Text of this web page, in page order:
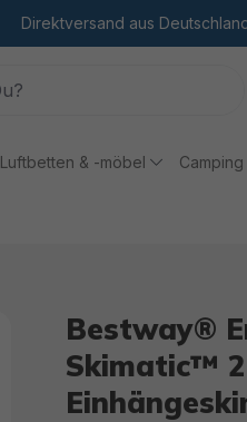
Direktversand aus
Luftbetten & -möbel Camping
Bestway®
Skimatic™